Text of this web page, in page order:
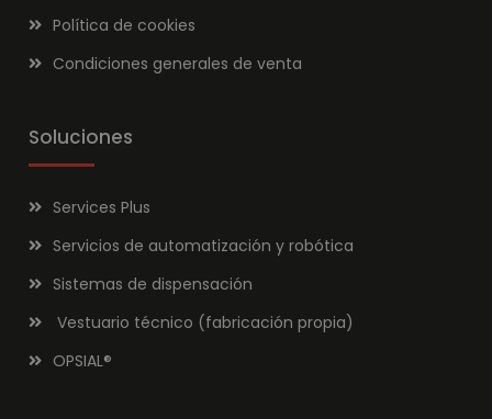
Política de cookies
Condiciones generales de venta
Soluciones
Services Plus
Servicios de automatización y robótica
Sistemas de dispensación
Vestuario técnico (fabricación propia)
OPSIAL®